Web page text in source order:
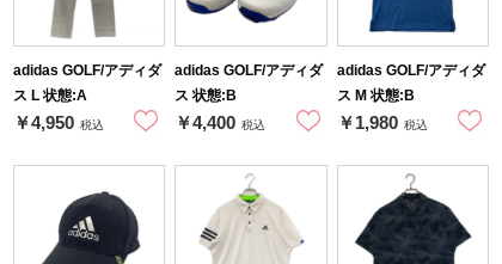
adidas GOLF/アディダ
ス L 状態:A
￥4,950 税込
adidas GOLF/アディダ
ス 状態:B
￥4,400 税込
adidas GOLF/アディダ
ス M 状態:B
￥1,980 税込